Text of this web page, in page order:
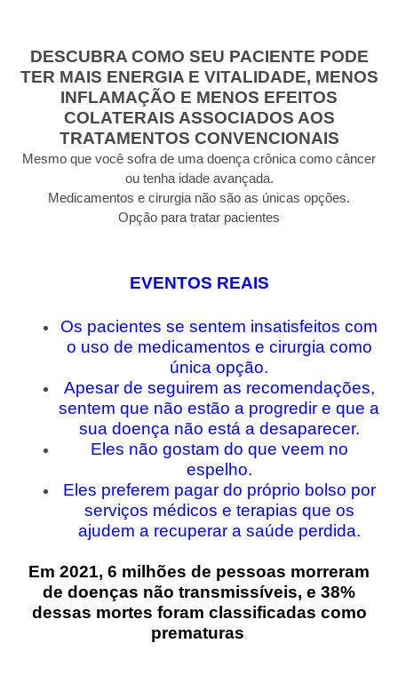
DESCUBRA COMO SEU PACIENTE PODE
TER MAIS ENERGIA E VITALIDADE, MENOS
INFLAMAÇÃO E MENOS EFEITOS
COLATERAIS ASSOCIADOS AOS
TRATAMENTOS CONVENCIONAIS
Mesmo que você sofra de uma doença crônica como câncer
ou tenha idade avançada.
Medicamentos e cirurgia não são as únicas opções.
Opção para tratar pacientes
EVENTOS REAIS
Os pacientes se sentem insatisfeitos com
o uso de medicamentos e cirurgia como
única opção.
Apesar de seguirem as recomendações,
sentem que não estão a progredir e que a
sua doença não está a desaparecer.
Eles não gostam do que veem no
espelho.
Eles preferem pagar do próprio bolso por
serviços médicos e terapias que os
ajudem a recuperar a saúde perdida.
Em 2021, 6 milhões de pessoas morreram
de doenças não transmissíveis, e 38%
dessas mortes foram classificadas como
prematuras.